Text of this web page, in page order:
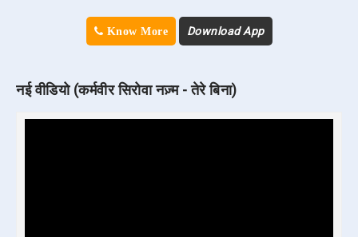
Know More Download App
नई वीडियो (कर्मवीर सिरोवा नज़्म - तेरे बिना)